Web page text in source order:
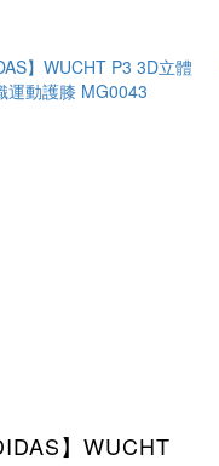
】WUCHT